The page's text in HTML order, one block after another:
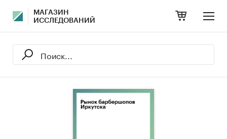
МАГАЗИН
ИССЛЕДОВАНИЙ